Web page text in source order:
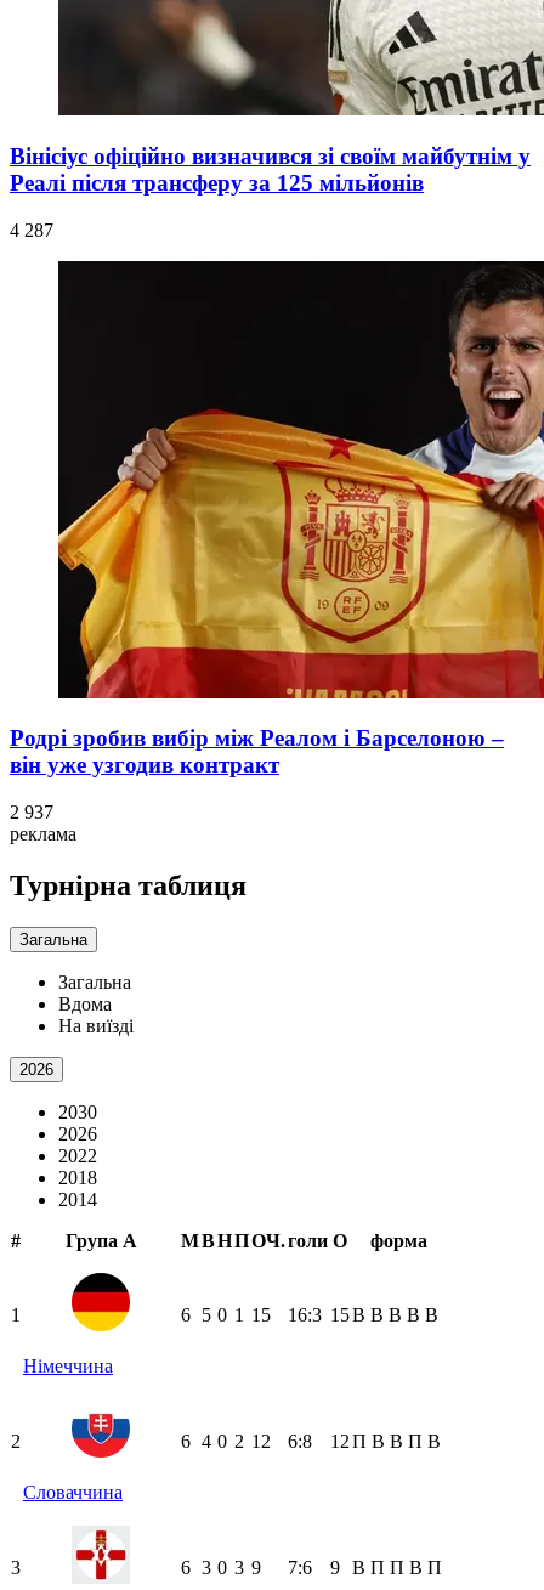
Вінісіус офіційно визначився зі своїм майбутнім у
Реалі після трансферу за 125 мільйонів
4 287
Родрі зробив вибір між Реалом і Барселоною –
він уже узгодив контракт
2 937
реклама
Турнірна таблиця
Загальна
Загальна
Вдома
На виїзді
2026
2030
2026
2022
2018
2014
#
Група А МВНПОЧ.голи О форма
1
Німеччина
6 5 0 1 15 16:3 15В В В В В
2
Словаччина
6 4 0 2 12 6:8 12П В В П В
3 6 3 0 3 9 7:6 9 В П П В П